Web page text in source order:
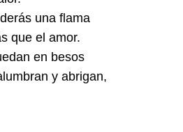
una flama
que el amor.
en besos
y abrigan,